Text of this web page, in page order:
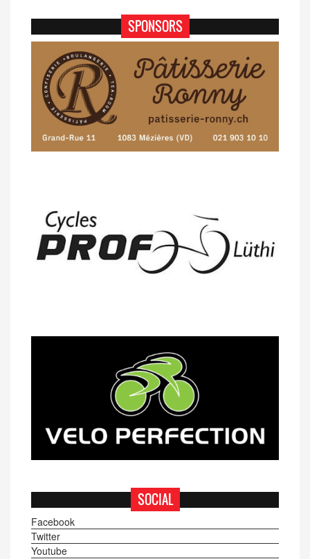
SPONSORS
SOCIAL
Facebook
Twitter
Youtube